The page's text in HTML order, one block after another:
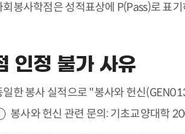
회봉사학점은 성적표상에 P(Pass)로 표
인정 불가 사유
일한 봉사 실적으로 "봉사와 헌신
봉사와 헌신 관련 문의: 기초교양대학